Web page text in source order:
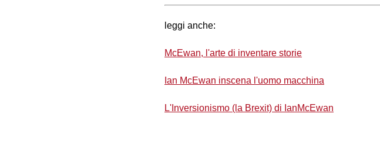
leggi anche:
McEwan, l'arte di inventare storie
Ian McEwan inscena l'uomo macchina
L'Inversionismo (la Brexit) di IanMcEwan